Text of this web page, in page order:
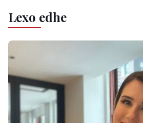
Lexo edhe